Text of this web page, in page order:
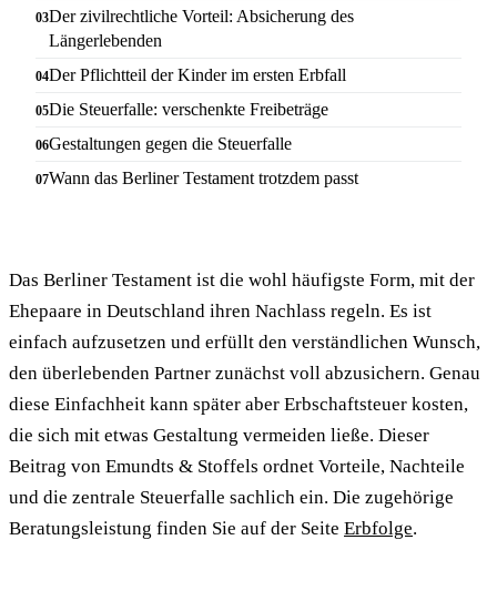
Der zivilrechtliche Vorteil: Absicherung des
Längerlebenden
Der Pflichtteil der Kinder im ersten Erbfall
Die Steuerfalle: verschenkte Freibeträge
Gestaltungen gegen die Steuerfalle
Wann das Berliner Testament trotzdem passt
Das Berliner Testament ist die wohl häufigste Form, mit der
Ehepaare in Deutschland ihren Nachlass regeln. Es ist
einfach aufzusetzen und erfüllt den verständlichen Wunsch,
den überlebenden Partner zunächst voll abzusichern. Genau
diese Einfachheit kann später aber Erbschaftsteuer kosten,
die sich mit etwas Gestaltung vermeiden ließe. Dieser
Beitrag von Emundts & Stoffels ordnet Vorteile, Nachteile
und die zentrale Steuerfalle sachlich ein. Die zugehörige
Beratungsleistung finden Sie auf der Seite Erbfolge.